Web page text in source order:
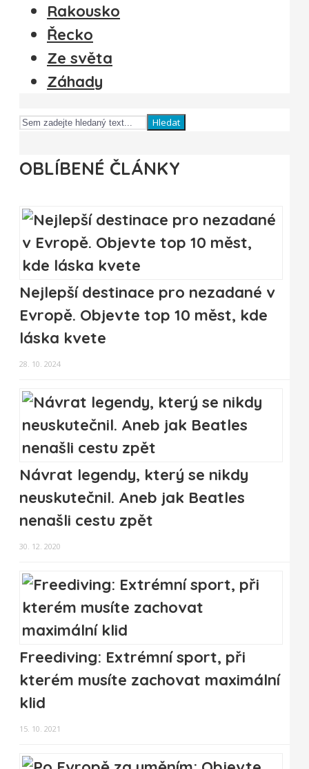
Rakousko
Řecko
Ze světa
Záhady
Hledat
OBLÍBENÉ ČLÁNKY
Nejlepší destinace pro nezadané v
Evropě. Objevte top 10 měst, kde
láska kvete
28. 10. 2024
Návrat legendy, který se nikdy
neuskutečnil. Aneb jak Beatles
nenašli cestu zpět
30. 12. 2020
Freediving: Extrémní sport, při
kterém musíte zachovat maximální
klid
15. 10. 2021